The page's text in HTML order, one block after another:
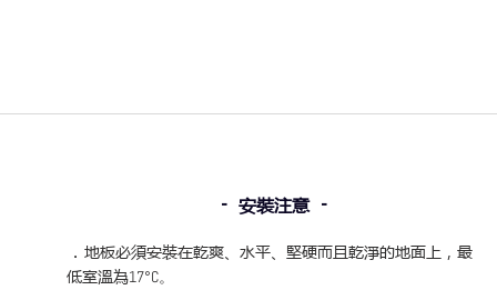
- 安裝注意-
． 地板必須安裝在乾爽、水平、堅硬而且乾淨的地面上，最
低室溫為17°C。